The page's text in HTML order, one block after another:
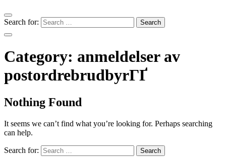
Search for:
Category: anmeldelser av
postordrebrudbyrГҐ
Nothing Found
It seems we can’t find what you’re looking for. Perhaps searching
can help.
Search for: